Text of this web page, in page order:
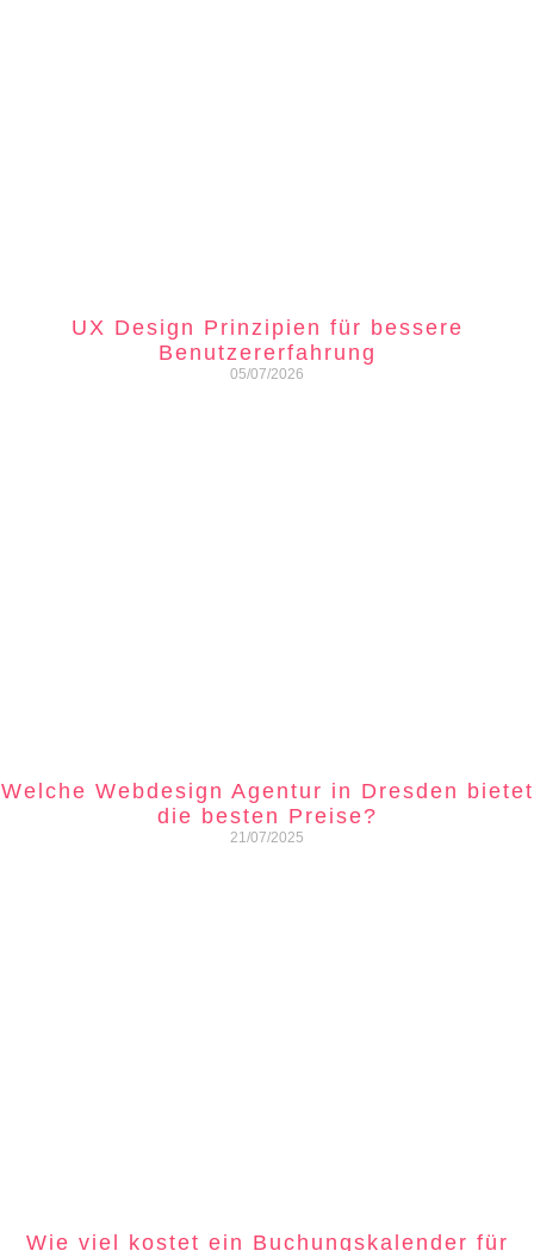
UX Design Prinzipien für bessere
Benutzererfahrung
05/07/2026
Welche Webdesign Agentur in Dresden bietet
die besten Preise?
21/07/2025
Wie viel kostet ein Buchungskalender für